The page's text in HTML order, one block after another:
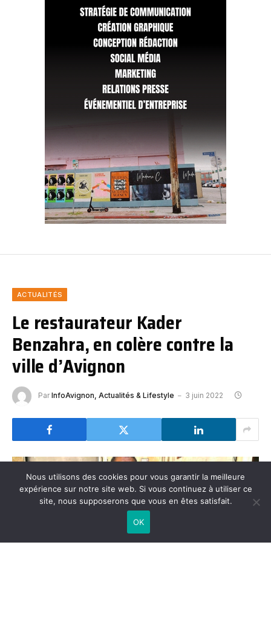
ACTUALITÉS
Le restaurateur Kader
Benzahra, en colère contre la
ville d’Avignon
Par InfoAvignon, Actualités & Lifestyle 3 juin 2022
Nous utilisons des cookies pour vous garantir la meilleure
expérience sur notre site web. Si vous continuez à utiliser ce
site, nous supposerons que vous en êtes satisfait.
OK